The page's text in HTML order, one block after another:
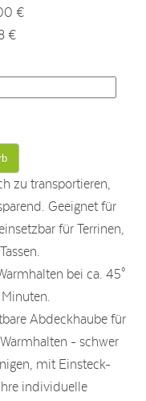
€
€
zu transportieren,
Geeignet für
für Terrinen,
bei ca. 45°
Abdeckhaube für
- schwer
mit Einsteck-
individuelle